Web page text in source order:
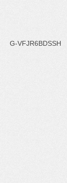
G-VFJR6BDSSH